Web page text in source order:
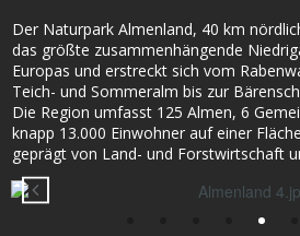
Der Naturpark Almenland, 40 km
das größte zusammenhängende
Europas und erstreckt sich vom
Teich- und Sommeralm bis zur
Die Region umfasst 125 Almen, 6
knapp 13.000 Einwohner auf einer
geprägt von Land- und Forstwirtschaft